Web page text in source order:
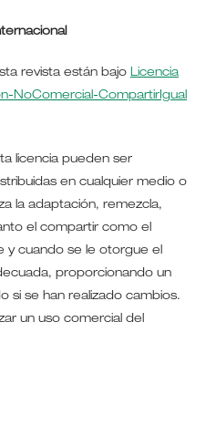
revista están bajo Licencia
NoComercial-CompartirIgual
licencia pueden ser
en cualquier medio o
la adaptación, remezcla,
el compartir como el
y cuando se le otorgue el
proporcionando un
si se han realizado cambios.
un uso comercial del